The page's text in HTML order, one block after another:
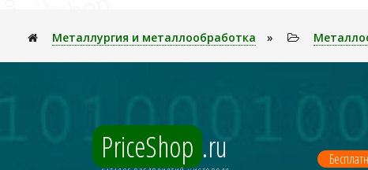
Металлуpгия и металлообработка »
PriceShop .ru